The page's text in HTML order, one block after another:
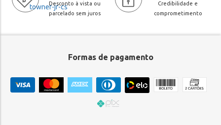
Desconto à vista ou
parcelado sem juros
Credibilidade e
comprometimento
Formas de pagamento